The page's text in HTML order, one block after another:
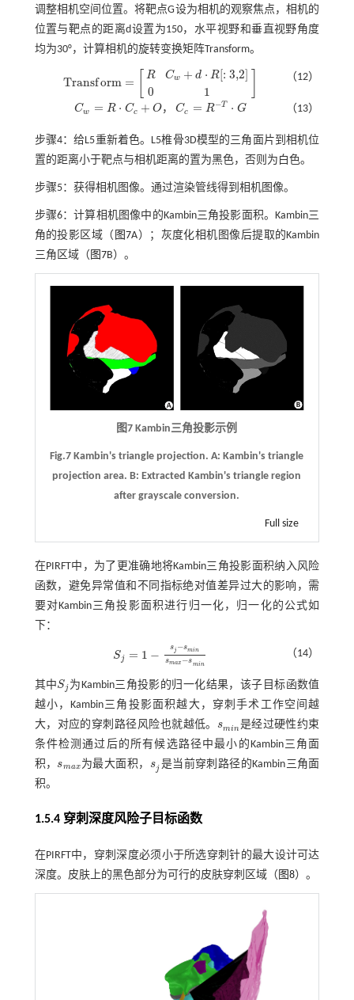
调整相机空间位置。将靶点G设为相机的观察焦点，相机的
位置与靶点的距离d设置为150，水平视野和垂直视野角度
均为30°，计算相机的旋转变换矩阵Transform。
Transform =
R
0
Cw + d ⋅ R[: 3,2]
1
Transform=RCw R
（12）
Cw = R ⋅ Cc + O
Cw= R⋅ Cc+ O ，Cc = R−T ⋅ G
Cc= R-T⋅G （13）
步骤4：给L5重新着色。L5椎骨3D模型的三角面片到相机位
置的距离小于靶点与相机距离的置为黑色，否则为白色。
步骤5：获得相机图像。通过渲染管线得到相机图像。
步骤6：计算相机图像中的Kambin三角投影面积。Kambin三
角的投影区域（ 图7A）；灰度化相机图像后提取的Kambin
三角区域（ 图7B）。
图7 Kambin三角投影示例
Fig.7 Kambin's triangle projection.A: Kambin's triangle
projection area.B: Extracted Kambin's triangle region
after grayscale conversion.
Full size
在PIRFT中，为了更准确地将Kambin三角投影面积纳入风险
函数，避免异常值和不同指标绝对值差异过大的影响，需
要对Kambin三角投影面积进行归一化，归一化的公式如
下：
Sj = 1 −
sj −smin
smax −smin
Sj= 1-s -s m n smax -sm （14）
其中Sj
Sj 为Kambin三角投影的归一化结果，该子目标函数值
越小，Kambin三角投影面积越大，穿刺手术工作空间越
大，对应的穿刺路径风险也就越低。 smin
smin 是经过硬性约束
条件检测通过后的所有候选路径中最小的Kambin三角面
积，smax
smax为最大面积， sj
sj 是当前穿刺路径的Kambin三角面
积。
1.5.4 穿刺深度风险子目标函数
在PIRFT中，穿刺深度必须小于所选穿刺针的最大设计可达
深度。皮肤上的黑色部分为可行的皮肤穿刺区域（ 图8）。